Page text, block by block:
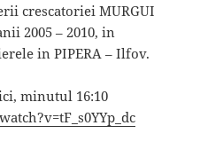
crescatoriei MURGUI
2005 – 2010, in
in PIPERA – Ilfov.
minutul 16:10